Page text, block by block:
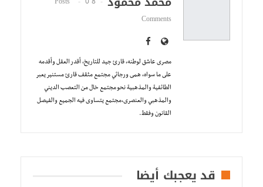
Comments
مصرى عاشق لوطنه، قارئ جيد للتاريخ، أقدر العقل وأقدمه
على ما سواه، همى ورجائي مجتمع مثقف قارئ مستنير يعبر
الطائفية والمذهبية نحو مجتمع خال من التعصب الديني
والمذهبي والعنصرى،مجتمع يتساوى فيه الجميع والفيصل
القانون وفقط.
قد يعجبك أيضا